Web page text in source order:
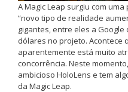
A Magic Leap surgiu com
“novo tipo de realidade
gigantes, entre eles a
dólares no projeto. Acontece
aparentemente está muito
concorrência. Neste
ambicioso HoloLens e tem
da Magic Leap.